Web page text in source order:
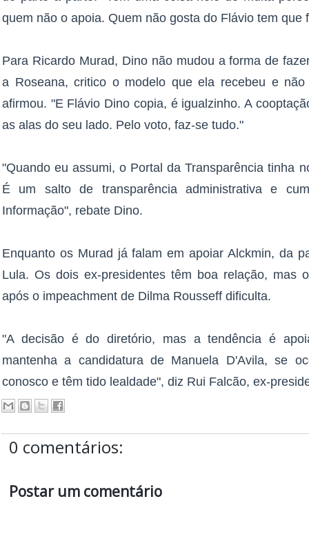
quem não o apoia. Quem não gosta do Flávio tem que
Para Ricardo Murad, Dino não mudou a forma de
a Roseana, critico o modelo que ela recebeu e
afirmou. "E Flávio Dino copia, é igualzinho. A
as alas do seu lado. Pelo voto, faz-se tudo."
"Quando eu assumi, o Portal da Transparência tinha
É um salto de transparência administrativa e
Informação", rebate Dino.
Enquanto os Murad já falam em apoiar Alckmin, da
Lula. Os dois ex-presidentes têm boa relação, mas
após o impeachment de Dilma Rousseff dificulta.
"A decisão é do diretório, mas a tendência é
mantenha a candidatura de Manuela D'Avila, se
conosco e têm tido lealdade", diz Rui Falcão, ex-
0 comentários:
Postar um comentário